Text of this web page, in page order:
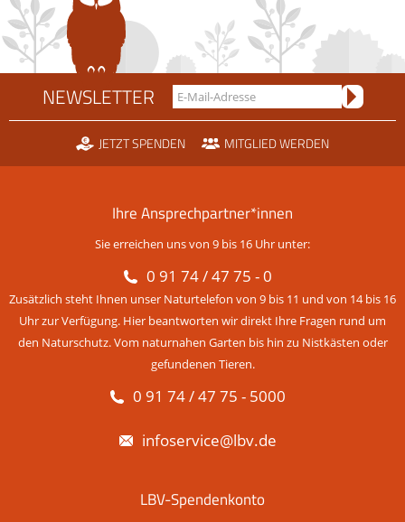
NEWSLETTER
JETZT SPENDEN MITGLIED WERDEN
Ihre Ansprechpartner*innen
Sie erreichen uns von 9 bis 16 Uhr unter:
0 91 74 / 47 75 - 0
Zusätzlich steht Ihnen unser Naturtelefon von 9 bis 11 und von 14 bis 16
Uhr zur Verfügung. Hier beantworten wir direkt Ihre Fragen rund um
den Naturschutz. Vom naturnahen Garten bis hin zu Nistkästen oder
gefundenen Tieren.
0 91 74 / 47 75 - 5000
infoservice@lbv.de
LBV-Spendenkonto